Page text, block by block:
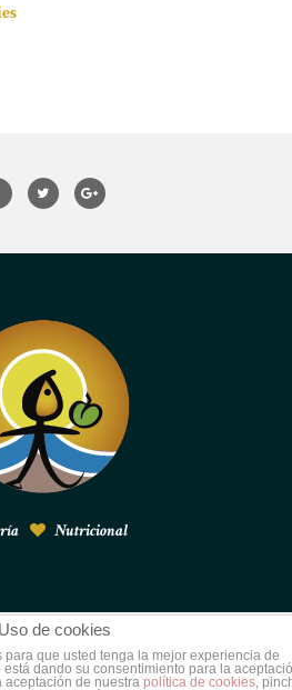
Nutricional
. Todos los derechos
Uso de cookies
para que usted tenga la mejor experiencia de
dando su consentimiento para la
aceptación de nuestra política de cookies,